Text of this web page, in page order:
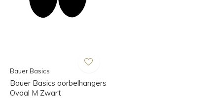
Bauer Basics
Bauer Basics oorbelhangers
Ovaal M Zwart